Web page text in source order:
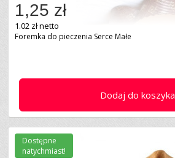
Dodaj do koszyka
1,25 zł
1.02 zł netto
Foremka do pieczenia Serce Małe
Dostępne
natychmiast!